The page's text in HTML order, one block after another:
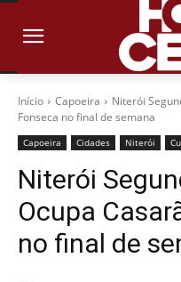
Início Capoeira
Niterói
Fonseca no final de semana
Capoeira Cidades Niterói
Niterói
Ocupa
no final de